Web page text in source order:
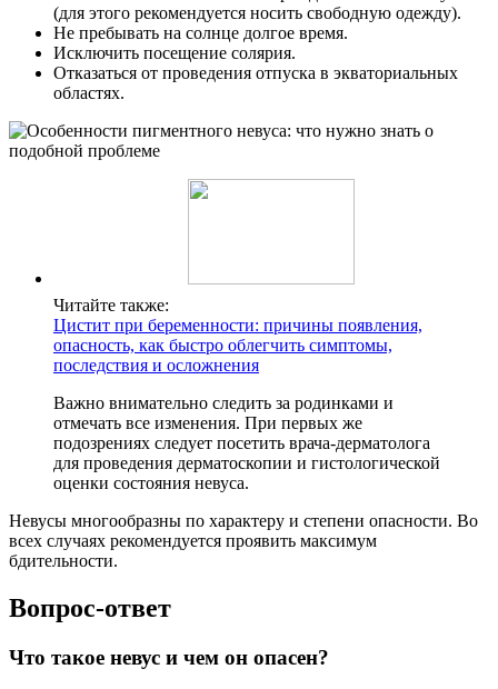
(для этого рекомендуется носить свободную одежду).
Не пребывать на солнце долгое время.
Исключить посещение солярия.
Отказаться от проведения отпуска в экваториальных
областях.
Читайте также:
Цистит при беременности: причины появления,
опасность, как быстро облегчить симптомы,
последствия и осложнения
Важно внимательно следить за родинками и
отмечать все изменения. При первых же
подозрениях следует посетить врача-дерматолога
для проведения дерматоскопии и гистологической
оценки состояния невуса.
Невусы многообразны по характеру и степени опасности. Во
всех случаях рекомендуется проявить максимум
бдительности.
Вопрос-ответ
Что такое невус и чем он опасен?